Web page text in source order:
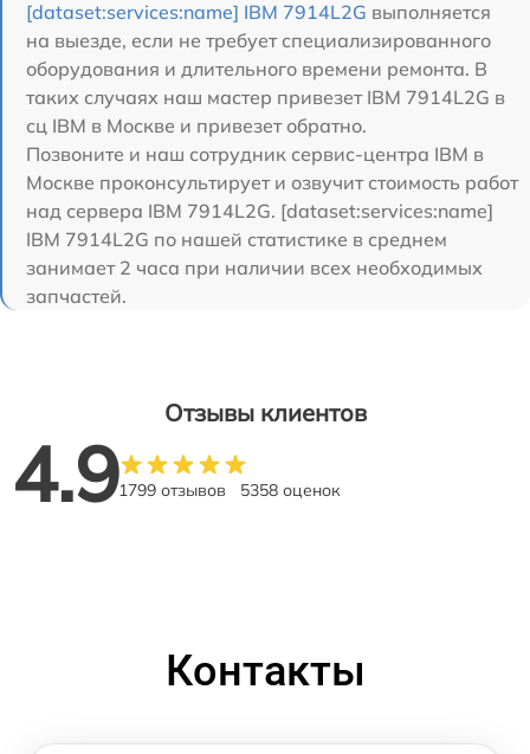
[dataset:services:name] IBM 7914L2G выполняется
на выезде, если не требует специализированного
оборудования и длительного времени ремонта. В
таких случаях наш мастер привезет IBM 7914L2G в
сц IBM в Москве и привезет обратно.
Позвоните и наш сотрудник сервис-центра IBM в
Москве проконсультирует и озвучит стоимость работ
над сервера IBM 7914L2G. [dataset:services:name]
IBM 7914L2G по нашей статистике в среднем
занимает 2 часа при наличии всех необходимых
запчастей.
Отзывы клиентов
4.91799 отзывов 5358 оценок
Контакты